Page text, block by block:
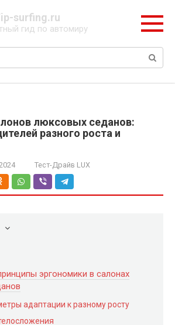
surfing.ru
гид по автомиру
люксовых седанов:
разного роста и
Тест-Драйв LUX
эргономики в салонах
адаптации к разному росту